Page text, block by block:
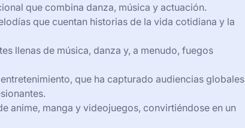
que combina danza, música y actuación.
que cuentan historias de la vida cotidiana y la
llenas de música, danza y, a menudo, fuegos
que ha capturado audiencias globales
anime, manga y videojuegos, convirtiéndose en un